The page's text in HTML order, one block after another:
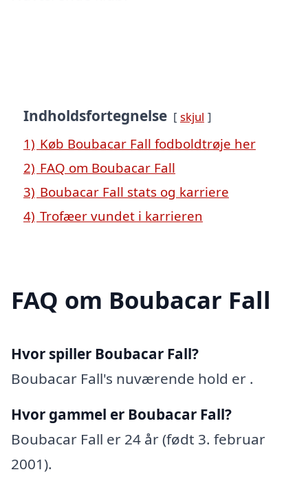
Indholdsfortegnelse skjul
1) Køb Boubacar Fall fodboldtrøje her
2) FAQ om Boubacar Fall
3) Boubacar Fall stats og karriere
4) Trofæer vundet i karrieren
FAQ om Boubacar Fall
Hvor spiller Boubacar Fall?
Boubacar Fall's nuværende hold er .
Hvor gammel er Boubacar Fall?
Boubacar Fall er 24 år (født 3. februar
2001).